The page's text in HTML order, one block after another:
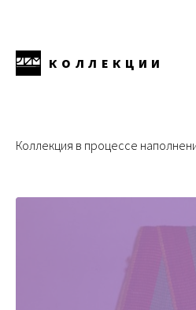
КОЛЛЕКЦИИ
Коллекция в процессе